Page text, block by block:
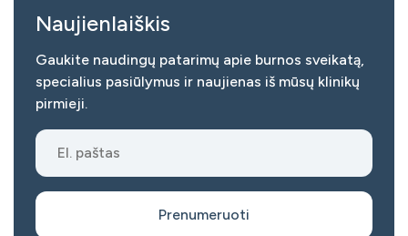
Naujienlaiškis
Gaukite naudingų patarimų apie burnos sveikatą,
specialius pasiūlymus ir naujienas iš mūsų klinikų
pirmieji.
Prenumeruoti